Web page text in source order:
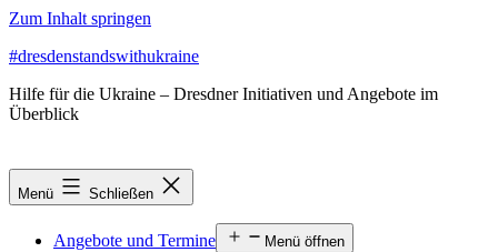
Zum Inhalt springen
#dresdenstandswithukraine
Hilfe für die Ukraine – Dresdner Initiativen und Angebote im
Überblick
Menü Schließen
Angebote und Termine Menü öffnen